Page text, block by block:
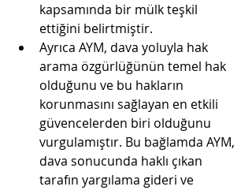
kapsamında bir mülk teşkil
ettiğini belirtmiştir.
Ayrıca AYM, dava yoluyla hak
arama özgürlüğünün temel hak
olduğunu ve bu hakların
korunmasını sağlayan en etkili
güvencelerden biri olduğunu
vurgulamıştır. Bu bağlamda AYM,
dava sonucunda haklı çıkan
tarafın yargılama gideri ve